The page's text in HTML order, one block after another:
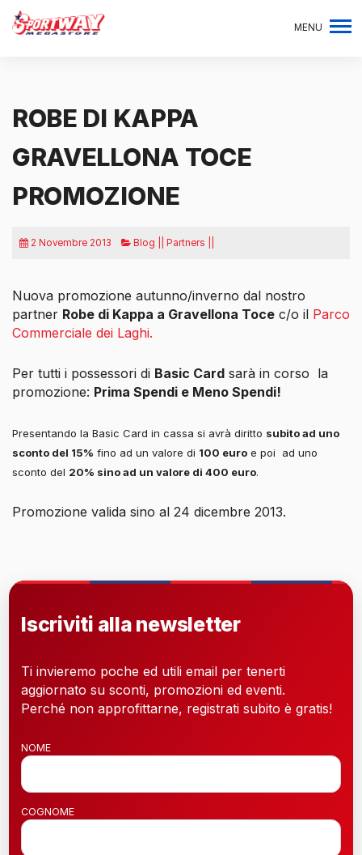
MENU
ROBE DI KAPPA
GRAVELLONA TOCE
PROMOZIONE
2 Novembre 2013 Blog || Partners ||
Nuova promozione autunno/inverno dal nostro
partner Robe di Kappa a Gravellona Toce c/o il Parco
Commerciale dei Laghi.
Per tutti i possessori di Basic Card sarà in corso la
promozione: Prima Spendi e Meno Spendi!
Presentando la Basic Card in cassa si avrà diritto subito ad uno
sconto del 15% fino ad un valore di 100 euro e poi ad uno
sconto del 20% sino ad un valore di 400 euro.
Promozione valida sino al 24 dicembre 2013.
Iscriviti alla newsletter
Ti invieremo poche ed utili email per tenerti
aggiornato su sconti, promozioni ed eventi.
Perché non approfittarne, registrati subito è gratis!
NOME
COGNOME